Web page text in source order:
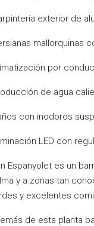
exterior de
mallorquinas
por
de agua
con inodoros
LED con
Espanyolet es un
y a zonas tan
y excelentes
de esta planta